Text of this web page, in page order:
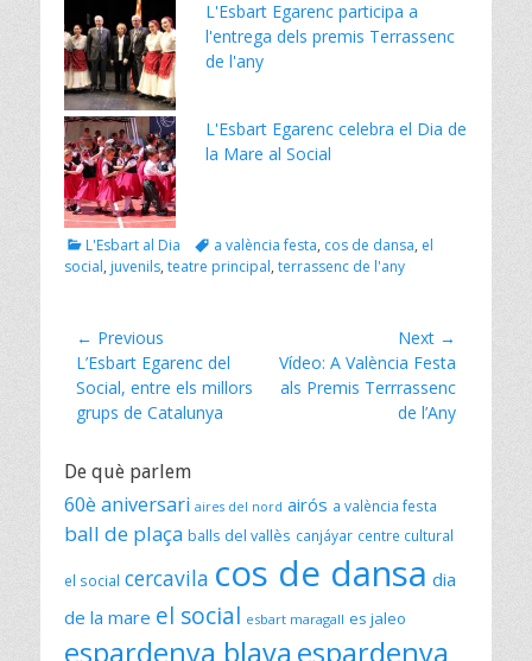
k
L'Esbart Egarenc participa a
l'entrega dels premis Terrassenc
de l'any
L'Esbart Egarenc celebra el Dia de
la Mare al Social
Categories
L'Esbart al Dia Tagsa valència festa, cos de dansa, el
social, juvenils, teatre principal, terrassenc de l'any
Navegació
d'entrades
← Previous
Previous
post:
L’Esbart Egarenc del
Social, entre els millors
grups de Catalunya
Next →
Next
post:
Vídeo: A València Festa
als Premis Terrrassenc
de l’Any
De què parlem
60è aniversari aires del nord airós a valència festa
ball de plaça balls del vallès canjáyar centre cultural
el social cercavila cos de dansa dia
de la mare el social esbart maragall es jaleo
espardenya blava espardenya